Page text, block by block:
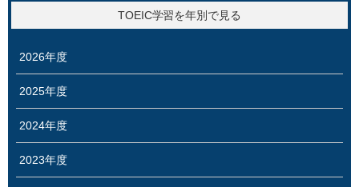
TOEIC学習を年別で見る
2026年度
2025年度
2024年度
2023年度